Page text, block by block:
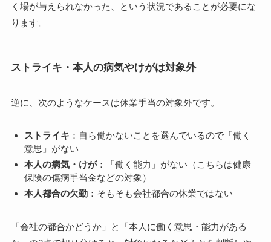
く場が与えられなかった、という状況であることが必要にな
ります。
ストライキ・本人の病気やけがは対象外
逆に、次のようなケースは休業手当の対象外です。
ストライキ ：自ら働かないことを選んでいるので「働く
意思」がない
本人の病気・けが：「働く能力」がない（こちらは健康
保険の傷病手当金などの対象）
本人都合の欠勤 ：そもそも会社都合の休業ではない
「会社の都合かどうか」と「本人に働く意思・能力がある